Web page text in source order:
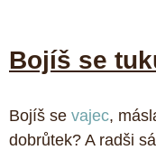
Bojíš se
Bojíš se vajec,
dobrůtek? A radši